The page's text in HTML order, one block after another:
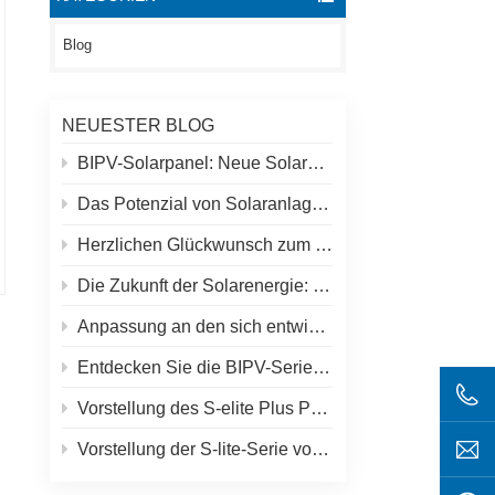
Blog
NEUESTER BLOG
BIPV-Solarpanel: Neue Solarmöglichkeiten jenseits traditioneller Dächer
Das Potenzial von Solaranlagen auf Dächern und Spolar-Lösungen
Herzlichen Glückwunsch zum höchsten Solarkraftwerk der Welt in Tibet!
Die Zukunft der Solarenergie: S-Elite Plus 680W Solarpanel von SpolarPV
Anpassung an den sich entwickelnden Solarmarkt: SpolarPVs Strategie für 2024
Entdecken Sie die BIPV-Serie von SpolarPV: Innovative Solarlösungen für moderne Architektur
Vorstellung des S-elite Plus PV-Moduls von SpolarPV: beidseitige Stromerzeugung mit Topcon-Technologie
Vorstellung der S-lite-Serie von SpolarPV: Modernste Solarmodule für maximale Effizienz